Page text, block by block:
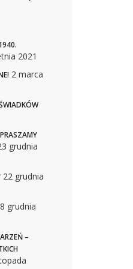
2021
2 marca
grudnia
22 grudnia
grudnia
–